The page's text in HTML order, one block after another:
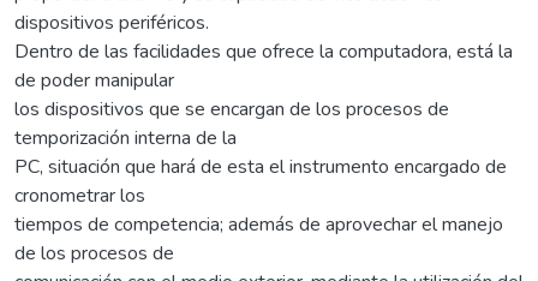
dispositivos periféricos.
Dentro de las facilidades que ofrece la computadora, está la
de poder manipular
los dispositivos que se encargan de los procesos de
temporización interna de la
PC, situación que hará de esta el instrumento encargado de
cronometrar los
tiempos de competencia; además de aprovechar el manejo
de los procesos de